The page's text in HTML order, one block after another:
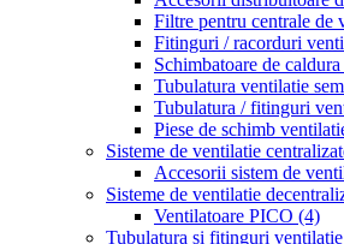
Filtre pentru centrale de
Fitinguri / racorduri
Schimbatoare de caldura
Tubulatura ventilatie
Tubulatura / fitinguri
Piese de schimb
Sisteme de ventilatie
Accesorii sistem de
Sisteme de ventilatie
Ventilatoare PICO (4)
Tubulatura si fitinguri ventilatie